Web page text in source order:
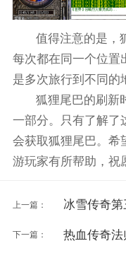
值得注意的是，
每次都在同一个位置
是多次旅行到不同的
狐狸尾巴的刷新
一部分。只有了解了
会获取狐狸尾巴。希
游玩家有所帮助，祝
上一篇： 冰雪传奇
下一篇： 热血传奇